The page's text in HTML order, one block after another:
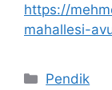
https://
mahallesi-
Kategoriler
Pendik